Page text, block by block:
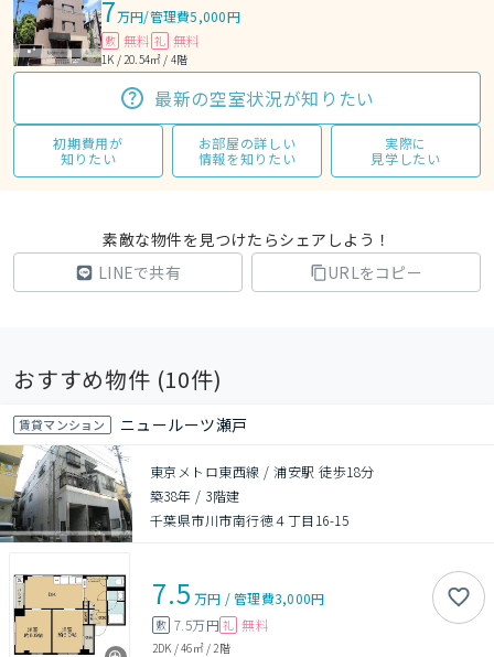
7万円/管理費5,000円
敷 無料 礼 無料
1K / 20.54㎡ / 4階
最新の空室状況が知りたい
初期費用が
知りたい
お部屋の詳しい
情報を知りたい
実際に
見学したい
素敵な物件を見つけたらシェアしよう！
LINEで共有
URLをコピー
おすすめ物件 (10件)
賃貸マンション ニュールーツ瀬戸
東京メトロ東西線 / 浦安駅 徒歩18分
築38年 / 3階建
千葉県市川市南行徳４丁目16-15
7.5 万円 /管理費3,000円
敷 7.5万円 礼 無料
2DK /46㎡/ 2階